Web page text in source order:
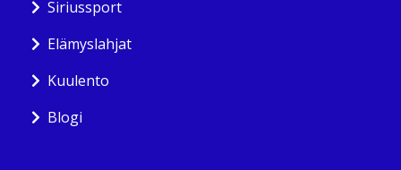
Siriussport
Elämyslahjat
Kuulento
Blogi